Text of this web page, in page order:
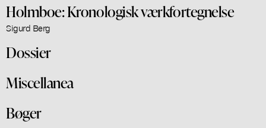
Holmboe: Kronologisk værkfortegnelse
Sigurd Berg
Dossier
Miscellanea
Bøger